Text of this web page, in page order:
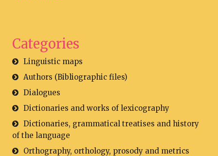
Categories
Linguistic maps
Authors (Bibliographic files)
Dialogues
Dictionaries and works of lexicography
Dictionaries, grammatical treatises and history
of the language
Orthography, orthology, prosody and metrics